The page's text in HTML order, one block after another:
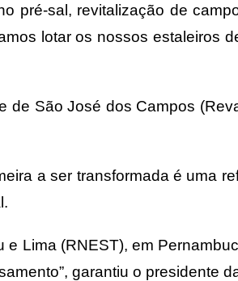
pré-sal, revitalização de
lotar os nossos estaleiros
de São José dos Campos
a ser transformada é uma
Lima (RNEST), em
garantiu o presidente